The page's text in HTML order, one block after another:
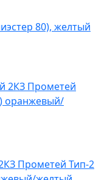
80), желтый
Прометей Тип-2